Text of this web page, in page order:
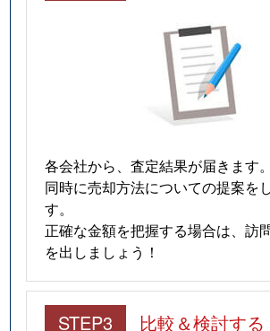
各会社から、査定結果が届きます。
同時に売却方法についての提案を
す。
正確な金額を把握する場合は、訪
を出しましょう！
STEP3 比較＆検討する